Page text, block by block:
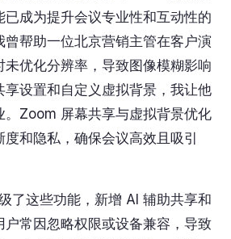
成为提升会议专业性和互动性的
曾帮助一位北京营销主管在客户演
优化分辨率，导致图像模糊影响
享设置和自定义虚拟背景，我让他
。Zoom 屏幕共享与虚拟背景优化
和隐私，确保会议高效且吸引
了这些功能，新增 AI 辅助共享和
户常因忽略权限或设备兼容，导致